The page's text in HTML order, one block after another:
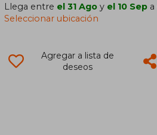
Llega entre el 31 Ago y el 10 Sep a
Seleccionar ubicación
Agregar a lista de
deseos